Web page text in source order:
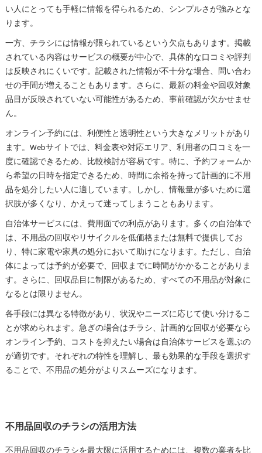
い人にとっても手軽に情報を得られるため、シンプルさが強みとな
ります。
一方、チラシには情報が限られているという欠点もあります。掲載
されている内容はサービスの概要が中心で、具体的な口コミや評判
は反映されにくいです。記載された情報が不十分な場合、問い合わ
せの手間が増えることもあります。さらに、最新の料金や回収対象
品目が反映されていない可能性があるため、事前確認が欠かせませ
ん。
オンライン予約には、利便性と透明性という大きなメリットがあり
ます。Webサイトでは、料金表や対応エリア、利用者の口コミを一
度に確認できるため、比較検討が容易です。特に、予約フォームか
ら希望の日時を指定できるため、時間に余裕を持って計画的に不用
品を処分したい人に適しています。しかし、情報量が多いために選
択肢が多くなり、かえって迷ってしまうこともあります。
自治体サービスには、費用面での利点があります。多くの自治体で
は、不用品の回収やリサイクルを低価格または無料で提供してお
り、特に家電や家具の処分において助けになります。ただし、自治
体によっては予約が必要で、回収までに時間がかかることがありま
す。さらに、回収品目に制限があるため、すべての不用品が対象に
なるとは限りません。
各手段には異なる特徴があり、状況やニーズに応じて使い分けるこ
とが求められます。急ぎの場合はチラシ、計画的な回収が必要なら
オンライン予約、コストを抑えたい場合は自治体サービスを選ぶの
が適切です。それぞれの特性を理解し、最も効果的な手段を選択す
ることで、不用品の処分がよりスムーズになります。
不用品回収のチラシの活用方法